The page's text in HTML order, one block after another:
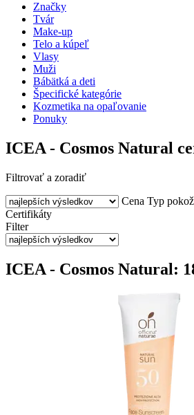
Značky
Tvár
Make-up
Telo a kúpeľ
Vlasy
Muži
Bábätká a deti
Špecifické kategórie
Kozmetika na opaľovanie
Ponuky
ICEA - Cosmos Natural
Filtrovať a zoradiť
Cena Typ
Certifikáty
Filter
ICEA - Cosmos Natural: